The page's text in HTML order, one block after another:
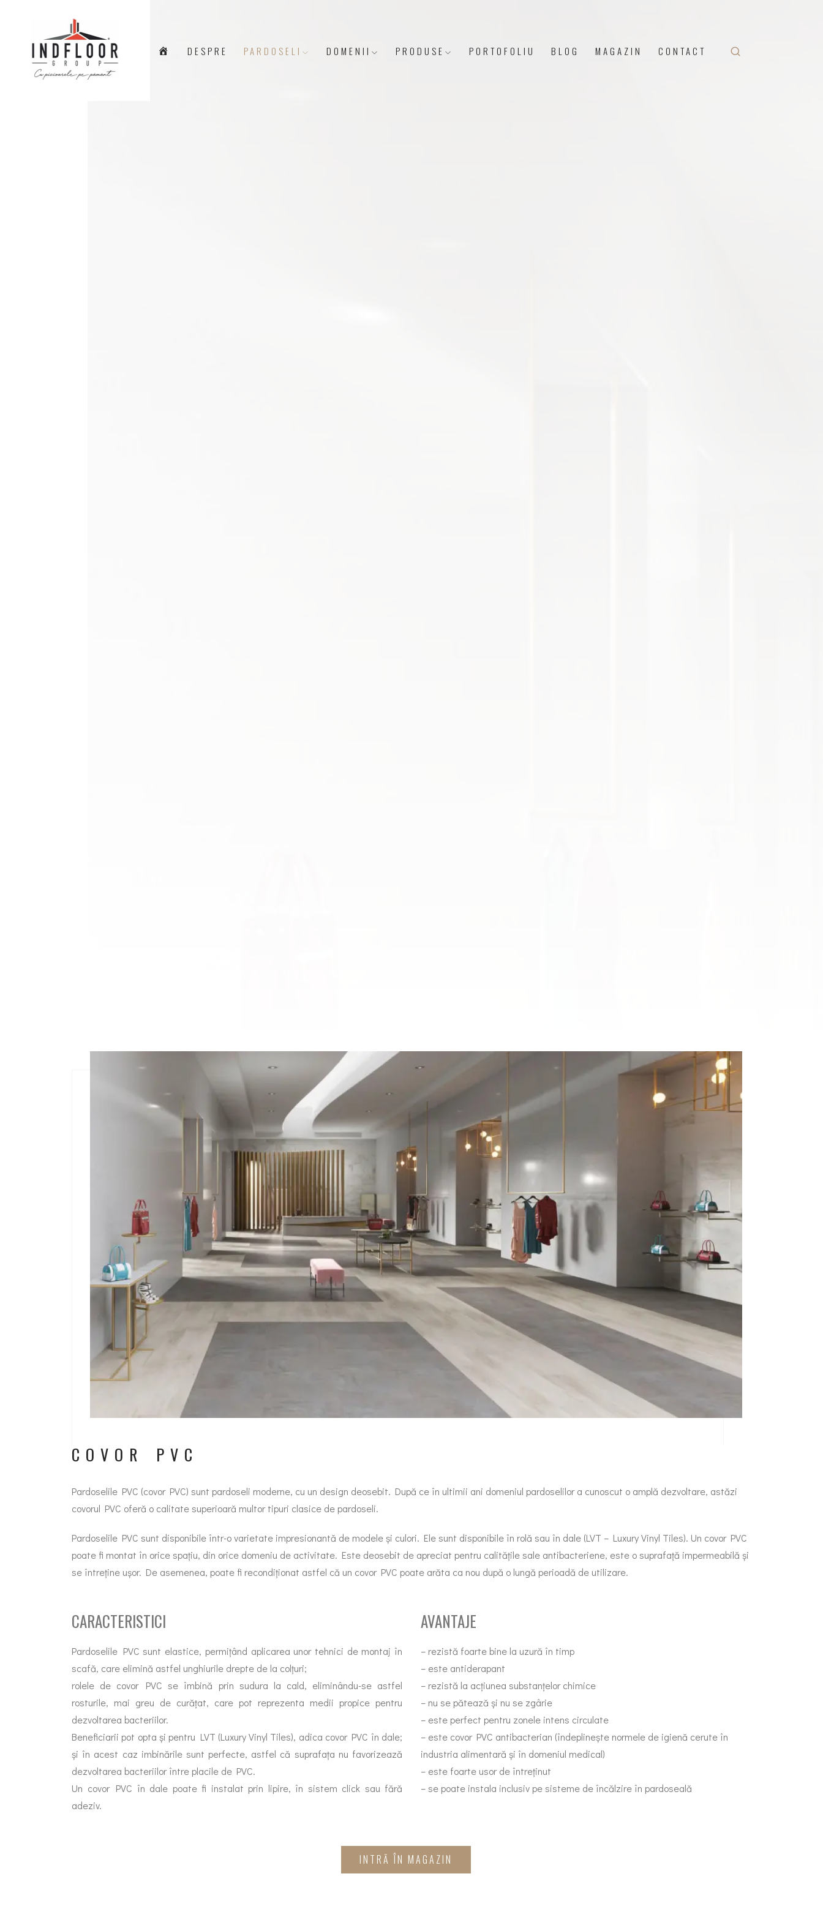
DESPRE PARDOSELI DOMENII PRODUSE PORTOFOLIU BLOG MAGAZIN CONTACT
COVOR PVC
Pardoselile PVC (covor PVC) sunt pardoseli moderne, cu un design deosebit. După ce în ultimii ani domeniul pardoselilor a cunoscut o amplă dezvoltare, astăzi
covorul PVC oferă o calitate superioară multor tipuri clasice de pardoseli.
Pardoselile PVC sunt disponibile într-o varietate impresionantă de modele și culori. Ele sunt disponibile în rolă sau în dale (LVT – Luxury Vinyl Tiles). Un covor PVC
poate fi montat în orice spațiu, din orice domeniu de activitate. Este deosebit de apreciat pentru calitățile sale antibacteriene, este o suprafață impermeabilă și
se întreține ușor. De asemenea, poate fi recondiționat astfel că un covor PVC poate arăta ca nou după o lungă perioadă de utilizare.
CARACTERISTICI
Pardoselile PVC sunt elastice, permițând aplicarea unor tehnici de montaj în
scafă, care elimină astfel unghiurile drepte de la colțuri;
rolele de covor PVC se îmbină prin sudura la cald, eliminându-se astfel
rosturile, mai greu de curățat, care pot reprezenta medii propice pentru
dezvoltarea bacteriilor.
Beneficiarii pot opta și pentru LVT (Luxury Vinyl Tiles), adica covor PVC în dale;
și în acest caz imbinările sunt perfecte, astfel că suprafața nu favorizează
dezvoltarea bacteriilor între placile de PVC.
Un covor PVC în dale poate fi instalat prin lipire, în sistem click sau fără
adeziv.
AVANTAJE
– rezistă foarte bine la uzură în timp
– este antiderapant
– rezistă la acțiunea substanțelor chimice
– nu se pătează și nu se zgârie
– este perfect pentru zonele intens circulate
– este covor PVC antibacterian (îndeplinește normele de igienă cerute în
industria alimentară și în domeniul medical)
– este foarte usor de întreținut
– se poate instala inclusiv pe sisteme de încălzire în pardoseală
INTRĂ ÎN MAGAZIN